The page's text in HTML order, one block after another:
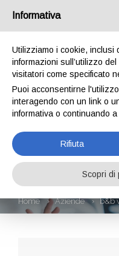
B&B
Home Aziende b&b
Informativa
Utilizziamo i cookie, inclusi
informazioni sull’utilizzo
visitatori come specificato
Puoi acconsentirne
interagendo con un link o
informativa o continuando
Rifiuta
Scopri di